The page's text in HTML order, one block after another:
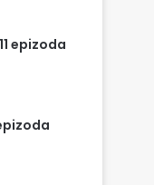
epizoda